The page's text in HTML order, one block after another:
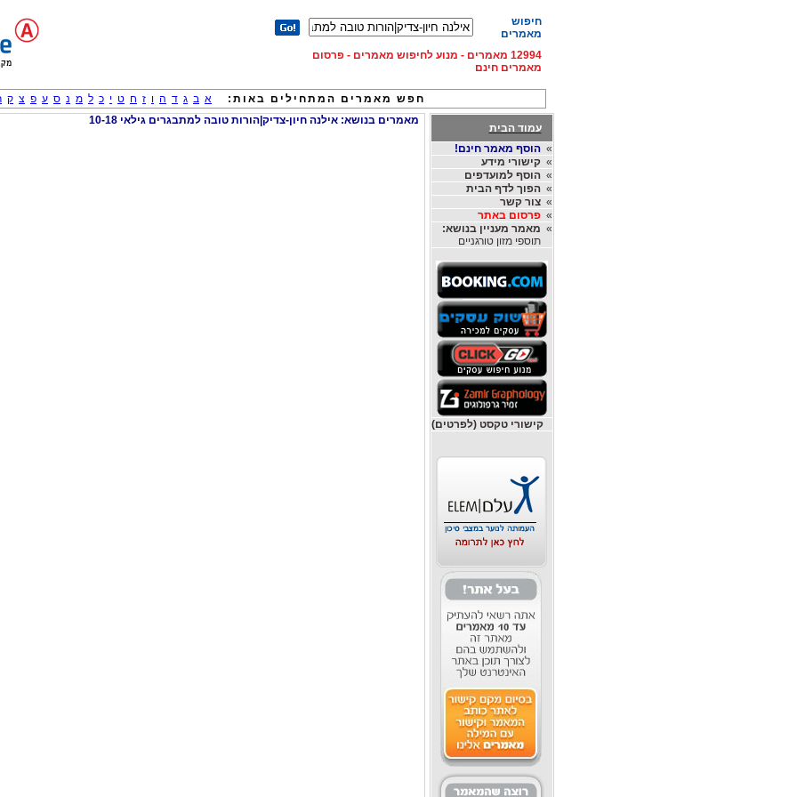
חיפוש
מאמרים
12994 מאמרים - מנוע לחיפוש מאמרים - פרסום
מאמרים חינם
חפש מאמרים המתחילים באות: א ב ג ד ה ו ז ח ט י כ ל מ נ ס ע פ צ ק
עמוד הבית
»הוסף מאמר חינם!
»קישורי מידע
»הוסף למועדפים
»הפוך לדף הבית
»צור קשר
»פרסום באתר
» מאמר מעניין בנושא:
תוספי מזון טורגניים
קישורי טקסט (לפרטים)
מאמרים בנושא: אילנה חיון-צדיק|הורות טובה למתבגרים גילאי 10-18